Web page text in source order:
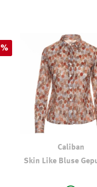
Rabatt
%
Caliban
Skin Like Bluse